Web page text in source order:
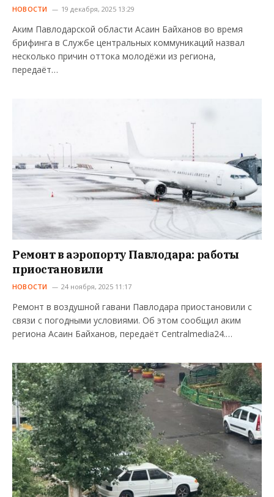
НОВОСТИ 19 декабря, 2025 13:29
Аким Павлодарской области Асаин Байханов во время
брифинга в Службе центральных коммуникаций назвал
несколько причин оттока молодёжи из региона,
передаёт…
Ремонт в аэропорту Павлодара: работы
приостановили
НОВОСТИ 24 ноября, 2025 11:17
Ремонт в воздушной гавани Павлодара приостановили с
связи с погодными условиями. Об этом сообщил аким
региона Асаин Байханов, передаёт Centralmedia24.…